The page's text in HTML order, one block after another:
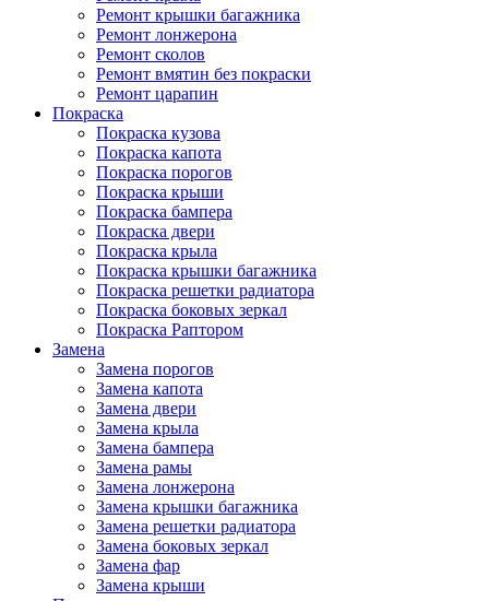
Ремонт крышки багажника
Ремонт лонжерона
Ремонт сколов
Ремонт вмятин без покраски
Ремонт царапин
Покраска
Покраска кузова
Покраска капота
Покраска порогов
Покраска крыши
Покраска бампера
Покраска двери
Покраска крыла
Покраска крышки багажника
Покраска решетки радиатора
Покраска боковых зеркал
Покраска Раптором
Замена
Замена порогов
Замена капота
Замена двери
Замена крыла
Замена бампера
Замена рамы
Замена лонжерона
Замена крышки багажника
Замена решетки радиатора
Замена боковых зеркал
Замена фар
Замена крыши